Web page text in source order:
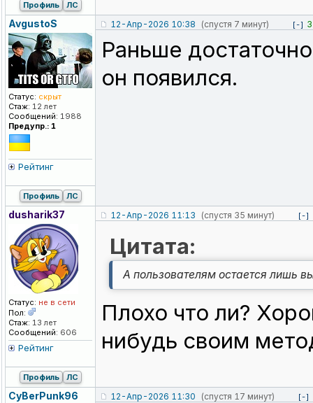
Профиль ЛС
AvgustoS
Статус: скрыт
Стаж: 12 лет
Сообщений: 1988
Предупр.: 1
Рейтинг
12-Апр-2026 10:38 (спустя 7 минут) [-] 3
Раньше
он появился.
Профиль ЛС
dusharik37
Статус: не в сети
Пол:
Стаж: 13 лет
Сообщений: 606
Рейтинг
12-Апр-2026 11:13 (спустя 35 минут) [-]
Цитата:
А пользователям остается лишь
Плохо что ли?
нибудь своим
Профиль ЛС
CyBerPunk96 12-Апр-2026 11:30 (спустя 17 минут) [-]